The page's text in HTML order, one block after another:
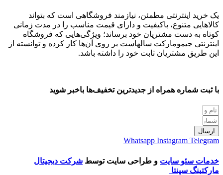
یک خرید اینترنتی مطمئن، نیازمند فروشگاهی است که بتواند
کالاهایی متنوع، باکیفیت و دارای قیمت مناسب را در مدت زمانی
کوتاه به دست مشتریان خود برساند؛ ویژگی‌هایی که فروشگاه
اینترنتی جیمومارکت سالهاست بر روی آن‌ها کار کرده و توانسته از
این طریق مشتریان ثابت خود را داشته باشد.
با ثبت شماره همراه از جدید‌ترین تخفیف‌ها با‌خبر شوید
ارسال
Whatsapp Instagram Telegram
خدمات سئو سایت و طراحی سایت توسط شرکت دیجیتال
مارکتینگ سپنتا